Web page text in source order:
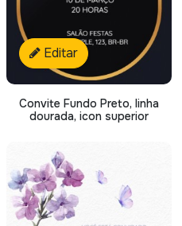
Editar
Convite Fundo Preto, linha
dourada, icon superior